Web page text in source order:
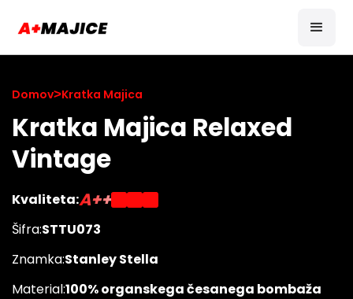
Domov>Kratka Majica
Kratka Majica Relaxed
Vintage
Kvaliteta:A++
Šifra:STTU073
Znamka:Stanley Stella
Material:100% organskega česanega bombaža